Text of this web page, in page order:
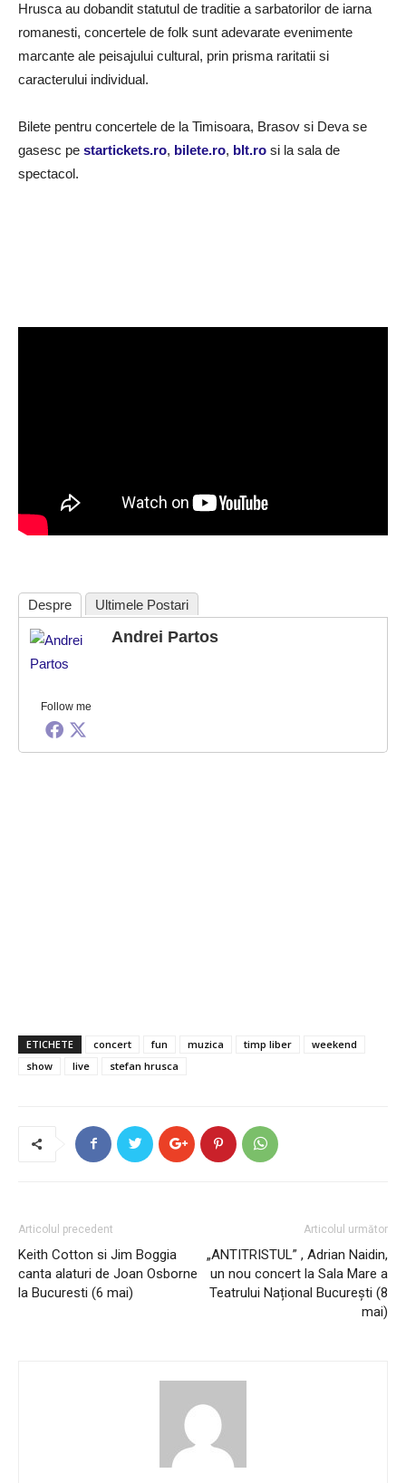
Hrusca au dobandit statutul de traditie a sarbatorilor de iarna
romanesti, concertele de folk sunt adevarate evenimente
marcante ale peisajului cultural, prin prisma raritatii si
caracterului individual.
Bilete pentru concertele de la Timisoara, Brasov si Deva se
gasesc pe startickets.ro, bilete.ro, blt.ro si la sala de
spectacol.
Despre Ultimele Postari
Follow me
Andrei Partos
ETICHETE concert fun muzica timp liber
weekend
show
live stefan hrusca
Articolul precedent
Keith Cotton si Jim Boggia
canta alaturi de Joan Osborne
la Bucuresti (6 mai)
Articolul următor
„ANTITRISTUL” , Adrian Naidin,
un nou concert la Sala Mare a
Teatrului Național București (8
mai)